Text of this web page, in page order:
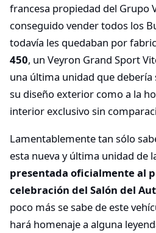
francesa propiedad del Grupo
conseguido vender todos los
todavía les quedaban por
450, un Veyron Grand Sport
una última unidad que debería
su diseño exterior como a la
interior exclusivo sin
Lamentablemente tan sólo
esta nueva y última unidad de
presentada oficialmente al
celebración del Salón del
poco más se sabe de este
hará homenaje a alguna